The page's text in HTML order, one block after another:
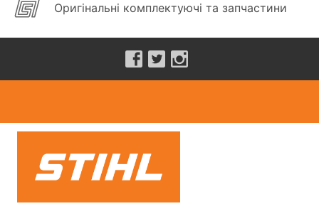
Оригінальні комплектуючі та запчастини